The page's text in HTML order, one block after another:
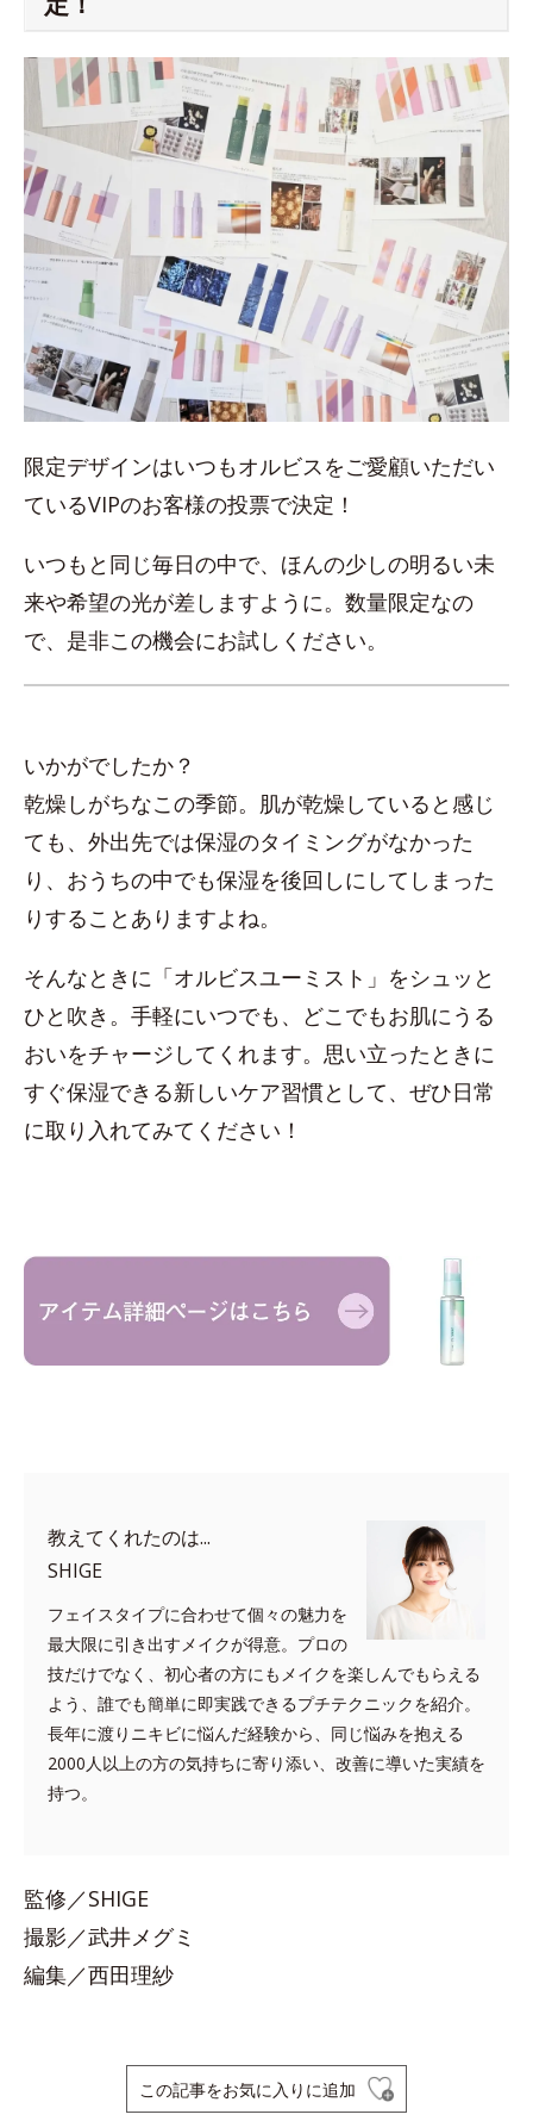
限定デザインはいつもオルビスをご愛顧いただい
ているVIPのお客様の投票で決定！
いつもと同じ毎日の中で、ほんの少しの明るい未
来や希望の光が差しますように。数量限定なの
で、是非この機会にお試しください。
いかがでしたか？
乾燥しがちなこの季節。肌が乾燥していると感じ
ても、外出先では保湿のタイミングがなかった
り、おうちの中でも保湿を後回しにしてしまった
りすることありますよね。
そんなときに「オルビスユーミスト」をシュッと
ひと吹き。手軽にいつでも、どこでもお肌にうる
おいをチャージしてくれます。思い立ったときに
すぐ保湿できる新しいケア習慣として、ぜひ日常
に取り入れてみてください！
教えてくれたのは...
SHIGE
フェイスタイプに合わせて個々の魅力を
最大限に引き出すメイクが得意。プロの
技だけでなく、初心者の方にもメイクを楽しんでもらえる
よう、誰でも簡単に即実践できるプチテクニックを紹介。
長年に渡りニキビに悩んだ経験から、同じ悩みを抱える
2000人以上の方の気持ちに寄り添い、改善に導いた実績を
持つ。
監修／SHIGE
撮影／武井メグミ
編集／西田理紗
この記事をお気に入りに追加